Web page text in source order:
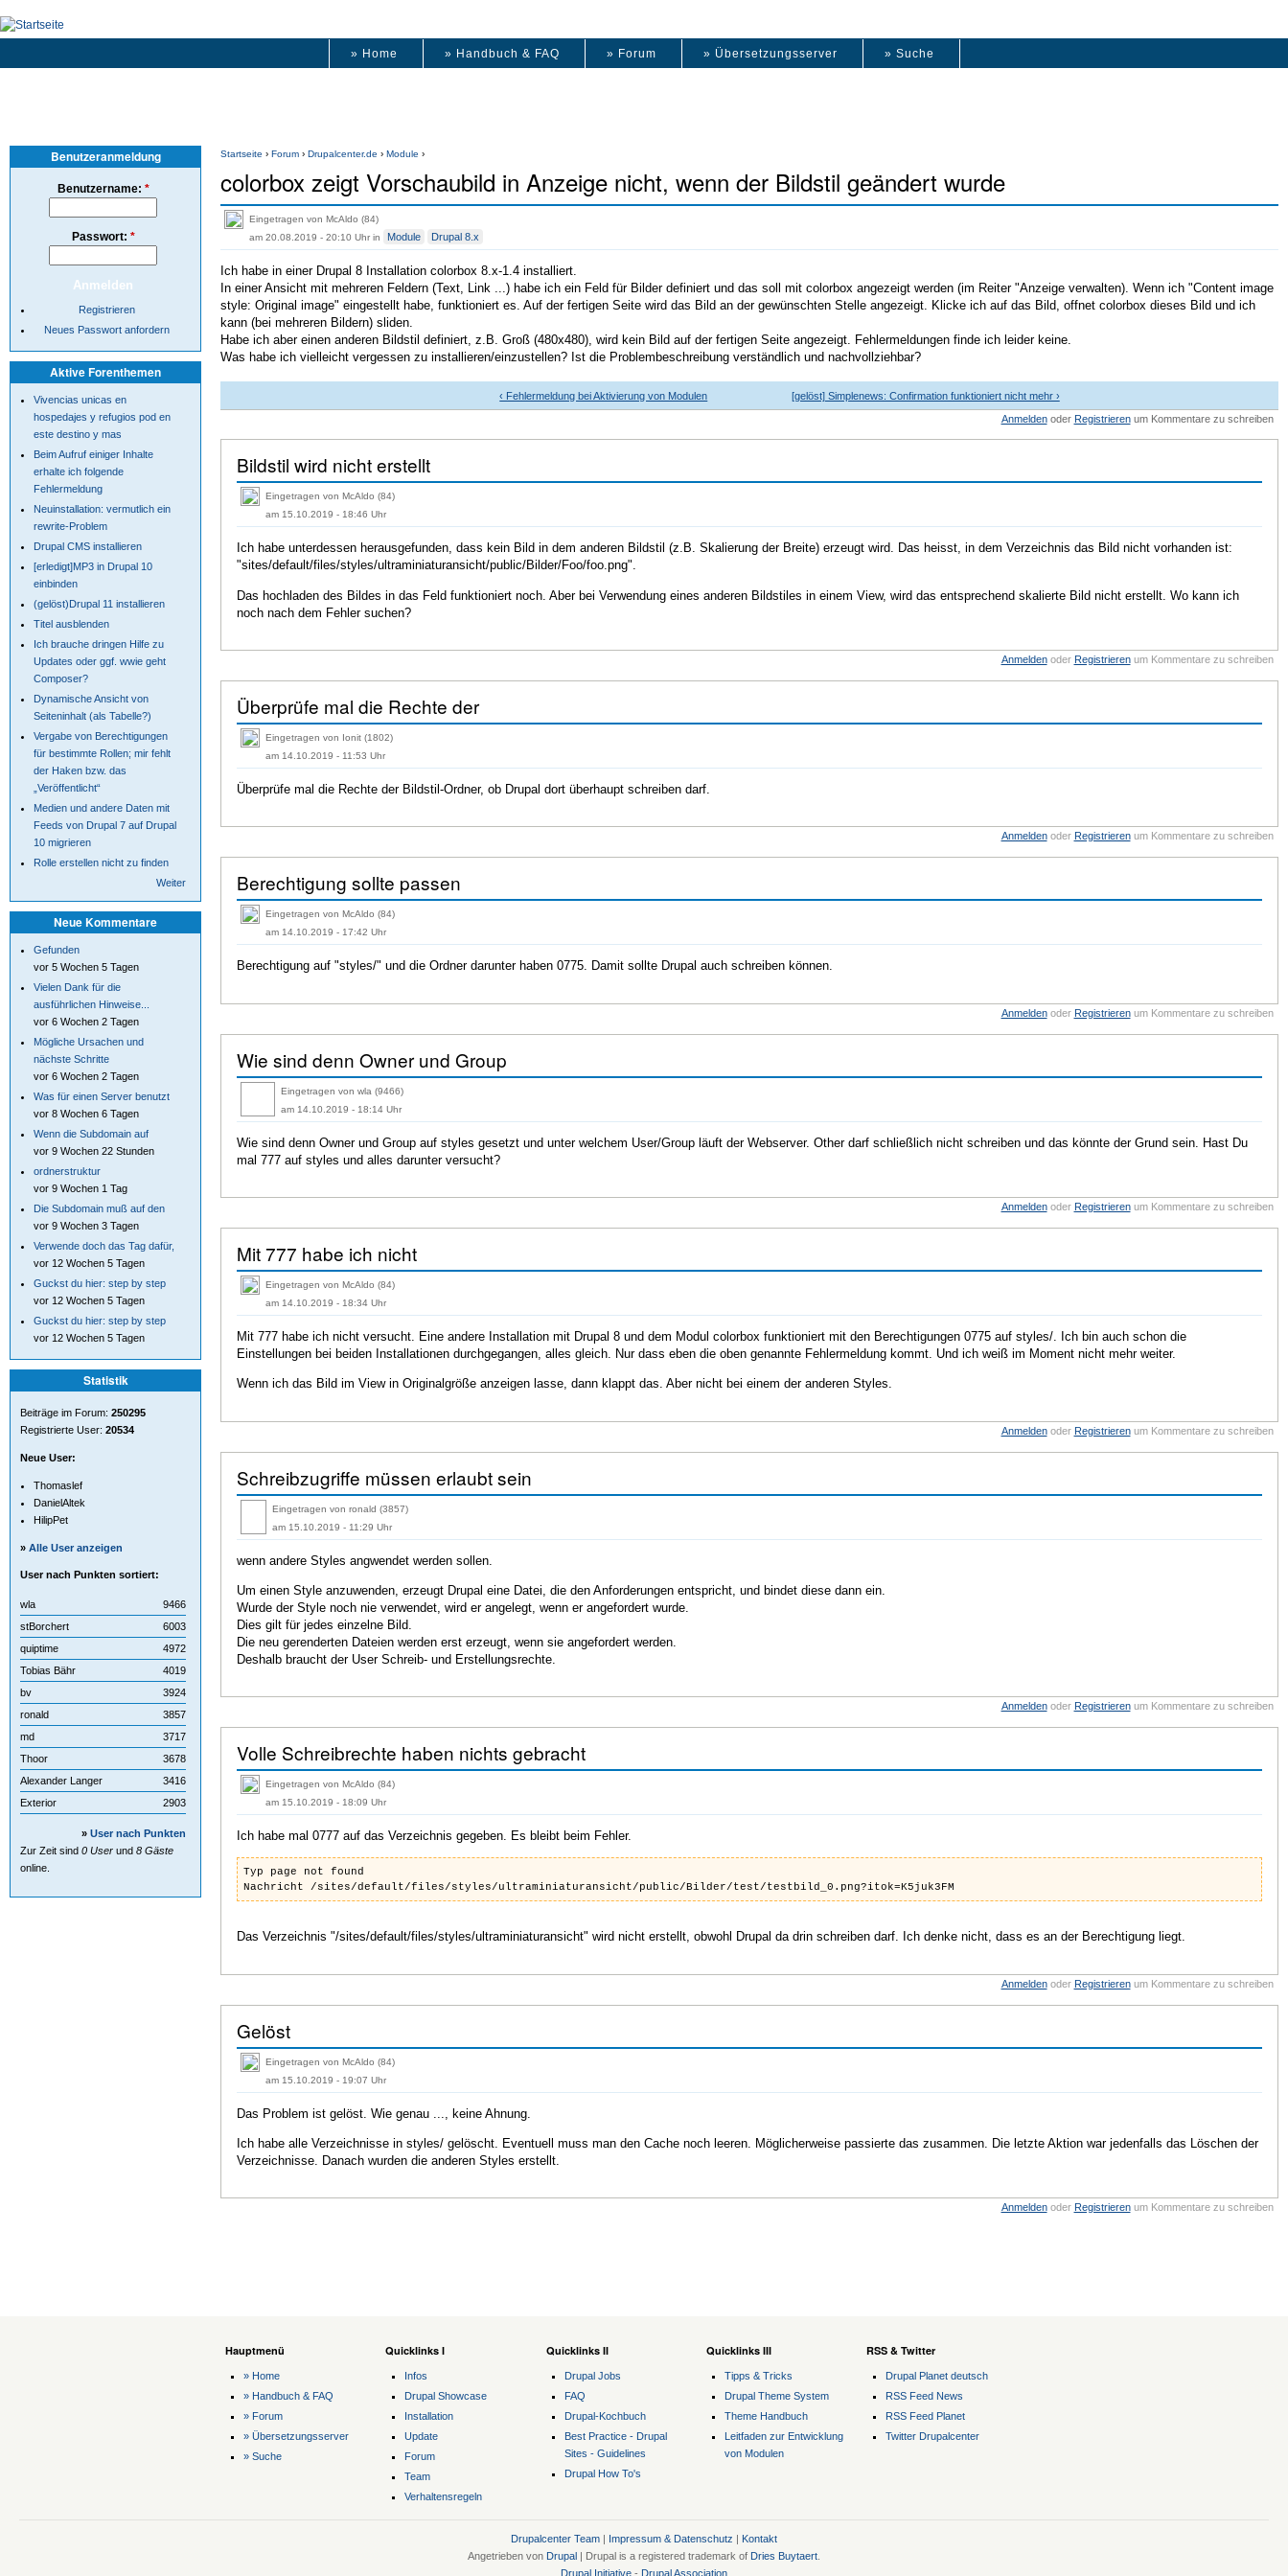
» Home » Handbuch & FAQ » Forum » Übersetzungsserver » Suche
Startseite › Forum › Drupalcenter.de › Module ›
colorbox zeigt Vorschaubild in Anzeige nicht, wenn der Bildstil geändert wurde
Eingetragen von McAldo (84)
am 20.08.2019 - 20:10 Uhr in Module Drupal 8.x
Ich habe in einer Drupal 8 Installation colorbox 8.x-1.4 installiert.
In einer Ansicht mit mehreren Feldern (Text, Link ...) habe ich ein Feld für Bilder definiert und das soll mit colorbox angezeigt werden (im Reiter "Anzeige verwalten). Wenn ich "Content image
style: Original image" eingestellt habe, funktioniert es. Auf der fertigen Seite wird das Bild an der gewünschten Stelle angezeigt. Klicke ich auf das Bild, offnet colorbox dieses Bild und ich
kann (bei mehreren Bildern) sliden.
Habe ich aber einen anderen Bildstil definiert, z.B. Groß (480x480), wird kein Bild auf der fertigen Seite angezeigt. Fehlermeldungen finde ich leider keine.
Was habe ich vielleicht vergessen zu installieren/einzustellen? Ist die Problembeschreibung verständlich und nachvollziehbar?
‹ Fehlermeldung bei Aktivierung von Modulen [gelöst] Simplenews: Confirmation funktioniert nicht mehr ›
Anmeldenoder Registrierenum Kommentare zu schreiben
Bildstil wird nicht erstellt
Eingetragen von McAldo (84)
am 15.10.2019 - 18:46 Uhr
Ich habe unterdessen herausgefunden, dass kein Bild in dem anderen Bildstil (z.B. Skalierung der Breite) erzeugt wird. Das heisst, in dem Verzeichnis das Bild nicht vorhanden ist:
"sites/default/files/styles/ultraminiaturansicht/public/Bilder/Foo/foo.png".
Das hochladen des Bildes in das Feld funktioniert noch. Aber bei Verwendung eines anderen Bildstiles in einem View, wird das entsprechend skalierte Bild nicht erstellt. Wo kann ich
noch nach dem Fehler suchen?
Anmeldenoder Registrierenum Kommentare zu schreiben
Überprüfe mal die Rechte der
Eingetragen von Ionit (1802)
am 14.10.2019 - 11:53 Uhr
Überprüfe mal die Rechte der Bildstil-Ordner, ob Drupal dort überhaupt schreiben darf.
Anmeldenoder Registrierenum Kommentare zu schreiben
Berechtigung sollte passen
Eingetragen von McAldo (84)
am 14.10.2019 - 17:42 Uhr
Berechtigung auf "styles/" und die Ordner darunter haben 0775. Damit sollte Drupal auch schreiben können.
Anmeldenoder Registrierenum Kommentare zu schreiben
Wie sind denn Owner und Group
Eingetragen von wla (9466)
am 14.10.2019 - 18:14 Uhr
Wie sind denn Owner und Group auf styles gesetzt und unter welchem User/Group läuft der Webserver. Other darf schließlich nicht schreiben und das könnte der Grund sein. Hast Du
mal 777 auf styles und alles darunter versucht?
Anmeldenoder Registrierenum Kommentare zu schreiben
Mit 777 habe ich nicht
Eingetragen von McAldo (84)
am 14.10.2019 - 18:34 Uhr
Mit 777 habe ich nicht versucht. Eine andere Installation mit Drupal 8 und dem Modul colorbox funktioniert mit den Berechtigungen 0775 auf styles/. Ich bin auch schon die
Einstellungen bei beiden Installationen durchgegangen, alles gleich. Nur dass eben die oben genannte Fehlermeldung kommt. Und ich weiß im Moment nicht mehr weiter.
Wenn ich das Bild im View in Originalgröße anzeigen lasse, dann klappt das. Aber nicht bei einem der anderen Styles.
Anmeldenoder Registrierenum Kommentare zu schreiben
Schreibzugriffe müssen erlaubt sein
Eingetragen von ronald (3857)
am 15.10.2019 - 11:29 Uhr
wenn andere Styles angwendet werden sollen.
Um einen Style anzuwenden, erzeugt Drupal eine Datei, die den Anforderungen entspricht, und bindet diese dann ein.
Wurde der Style noch nie verwendet, wird er angelegt, wenn er angefordert wurde.
Dies gilt für jedes einzelne Bild.
Die neu gerenderten Dateien werden erst erzeugt, wenn sie angefordert werden.
Deshalb braucht der User Schreib- und Erstellungsrechte.
Anmeldenoder Registrierenum Kommentare zu schreiben
Volle Schreibrechte haben nichts gebracht
Eingetragen von McAldo (84)
am 15.10.2019 - 18:09 Uhr
Ich habe mal 0777 auf das Verzeichnis gegeben. Es bleibt beim Fehler.
Typ page not found
Nachricht /sites/default/files/styles/ultraminiaturansicht/public/Bilder/test/testbild_0.png?itok=K5juk3FM
Das Verzeichnis "/sites/default/files/styles/ultraminiaturansicht" wird nicht erstellt, obwohl Drupal da drin schreiben darf. Ich denke nicht, dass es an der Berechtigung liegt.
Anmeldenoder Registrierenum Kommentare zu schreiben
Gelöst
Eingetragen von McAldo (84)
am 15.10.2019 - 19:07 Uhr
Das Problem ist gelöst. Wie genau ..., keine Ahnung.
Ich habe alle Verzeichnisse in styles/ gelöscht. Eventuell muss man den Cache noch leeren. Möglicherweise passierte das zusammen. Die letzte Aktion war jedenfalls das Löschen der
Verzeichnisse. Danach wurden die anderen Styles erstellt.
Anmeldenoder Registrierenum Kommentare zu schreiben
Benutzeranmeldung
Benutzername: *
Passwort: *
Registrieren
Neues Passwort anfordern
Aktive Forenthemen
Vivencias unicas en
hospedajes y refugios pod en
este destino y mas
Beim Aufruf einiger Inhalte
erhalte ich folgende
Fehlermeldung
Neuinstallation: vermutlich ein
rewrite-Problem
Drupal CMS installieren
[erledigt]MP3 in Drupal 10
einbinden
(gelöst)Drupal 11 installieren
Titel ausblenden
Ich brauche dringen Hilfe zu
Updates oder ggf. wwie geht
Composer?
Dynamische Ansicht von
Seiteninhalt (als Tabelle?)
Vergabe von Berechtigungen
für bestimmte Rollen; mir fehlt
der Haken bzw. das
„Veröffentlicht“
Medien und andere Daten mit
Feeds von Drupal 7 auf Drupal
10 migrieren
Rolle erstellen nicht zu finden
Weiter
Neue Kommentare
Gefunden
vor 5 Wochen 5 Tagen
Vielen Dank für die
ausführlichen Hinweise...
vor 6 Wochen 2 Tagen
Mögliche Ursachen und
nächste Schritte
vor 6 Wochen 2 Tagen
Was für einen Server benutzt
vor 8 Wochen 6 Tagen
Wenn die Subdomain auf
vor 9 Wochen 22 Stunden
ordnerstruktur
vor 9 Wochen 1 Tag
Die Subdomain muß auf den
vor 9 Wochen 3 Tagen
Verwende doch das Tag dafür,
vor 12 Wochen 5 Tagen
Guckst du hier: step by step
vor 12 Wochen 5 Tagen
Guckst du hier: step by step
vor 12 Wochen 5 Tagen
Statistik
Beiträge im Forum: 250295
Registrierte User: 20534
Neue User:
Thomaslef
DanielAltek
HilipPet
» Alle User anzeigen
User nach Punkten sortiert:
wla
9466
stBorchert
6003
quiptime
4972
Tobias Bähr
4019
bv
3924
ronald
3857
md
3717
Thoor
3678
Alexander Langer
3416
Exterior
2903
» User nach Punkten
Zur Zeit sind 0 User und 8 Gäste
online.
Hauptmenü
» Home
» Handbuch & FAQ
» Forum
» Übersetzungsserver
» Suche
Quicklinks I
Infos
Drupal Showcase
Installation
Update
Forum
Team
Verhaltensregeln
Quicklinks II
Drupal Jobs
FAQ
Drupal-Kochbuch
Best Practice - Drupal
Sites - Guidelines
Drupal How To's
Quicklinks III
Tipps & Tricks
Drupal Theme System
Theme Handbuch
Leitfaden zur Entwicklung
von Modulen
RSS & Twitter
Drupal Planet deutsch
RSS Feed News
RSS Feed Planet
Twitter Drupalcenter
Drupalcenter Team Impressum & Datenschutz
Kontakt
Angetrieben von Drupal | Drupal is a registered trademark of Dries Buytaert
Drupal Initiative - Drupal Association